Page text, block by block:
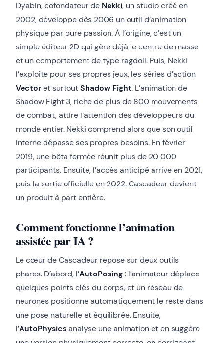
Dyabin, cofondateur de Nekki, un studio créé en
2002, développe dès 2006 un outil d’animation
physique par pure passion. À l’origine, c’est un
simple éditeur 2D qui gère déjà le centre de masse
et un comportement de type ragdoll. Puis, Nekki
l’exploite pour ses propres jeux, les séries d’action
Vectoret surtoutShadow Fight. L’animation de
Shadow Fight 3, riche de plus de 800 mouvements
de combat, attire l’attention des développeurs du
monde entier. Nekki comprend alors que son outil
interne dépasse ses propres besoins. En février
2019, une bêta fermée réunit plus de 20 000
participants. Ensuite, l’accès anticipé arrive en 2021,
puis la sortie officielle en 2022. Cascadeur devient
un produit à part entière.
Comment fonctionne l’animation
assistée par IA ?
Le cœur de Cascadeur repose sur deux outils
phares. D’abord, l’AutoPosing: l’animateur déplace
quelques points clés du corps, et un réseau de
neurones positionne automatiquement le reste dans
une pose naturelle et équilibrée. Ensuite,
l’AutoPhysicsanalyse une animation et en suggère